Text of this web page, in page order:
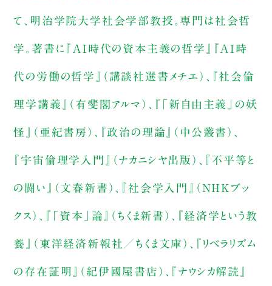
て、明治学院大学社会学部教授。専門は社会哲
学。著書に『AI時代の資本主義の哲学』『AI時
代の労働の哲学』（講談社選書メチエ）、『社会倫
理学講義』（有斐閣アルマ）、『「新自由主義」の妖
怪』（亜紀書房）、『政治の理論』（中公叢書）、
『宇宙倫理学入門』（ナカニシヤ出版）、『不平等と
の闘い』（文春新書）、『社会学入門』（ＮＨＫブッ
クス）、『「資本」論』（ちくま新書）、『経済学という教
養』（東洋経済新報社／ちくま文庫）、『リベラリズム
の存在証明』（紀伊國屋書店）、『ナウシカ解読』